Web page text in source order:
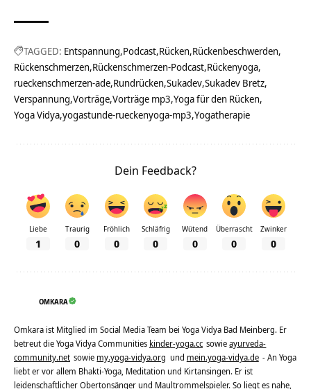
TAGGED: Entspannung Podcast Rücken Rückenbeschwerden
Rückenschmerzen Rückenschmerzen-Podcast Rückenyoga
rueckenschmerzen-ade Rundrücken Sukadev Sukadev Bretz
Verspannung Vorträge Vorträge mp3 Yoga für den Rücken
Yoga Vidya yogastunde-rueckenyoga-mp3 Yogatherapie
Dein Feedback?
Liebe
1
Traurig
0
Fröhlich
0
Schläfrig
0
Wütend
0
Überrascht
0
Zwinker
0
OMKARA
Omkara ist Mitglied im Social Media Team bei Yoga Vidya Bad Meinberg. Er
betreut die Yoga Vidya Communities kinder-yoga.cc sowieayurveda-
community.net sowie my.yoga-vidya.org und mein.yoga-vidya.de - An Yoga
liebt er vor allem Bhakti-Yoga, Meditation und Kirtansingen. Er ist
leidenschaftlicher Obertonsänger und Maultrommelspieler. So liegt es nahe,